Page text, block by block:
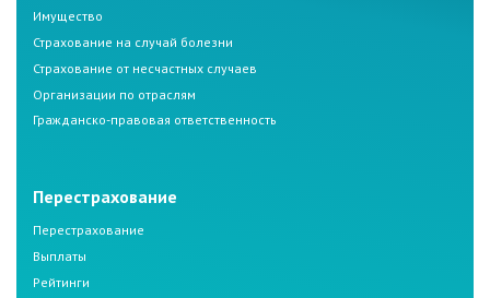
Имущество
Страхование на случай болезни
Страхование от несчастных случаев
Организации по отраслям
Гражданско-правовая ответственность
Перестрахование
Перестрахование
Выплаты
Рейтинги